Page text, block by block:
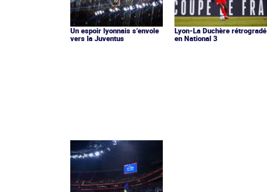
Un espoir lyonnais s’envole
vers la Juventus
Lyon-La Duchère rétrogradé
en National 3